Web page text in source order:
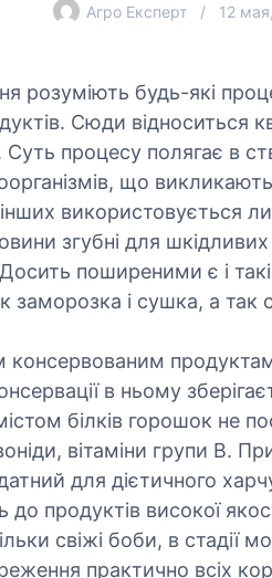
Агро Експерт 12
розуміють будь-які
Сюди відноситься
Суть процесу полягає в
що
інших використовується
згубні для
поширеними є і
заморозка і сушка, а так
в ньому
білків горошок не
вітаміни групи В.
для дієтичного
продуктів високої
свіжі боби, в стадії
практично всіх